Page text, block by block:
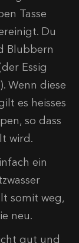
Tasse
Du
Blubbern
Essig
Wenn diese
es heisses
so dass
wird.
ein
somit weg,
neu.
gut und